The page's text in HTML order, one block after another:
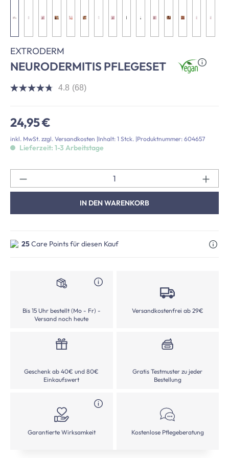
EXTRODERM
NEURODERMITIS PFLEGESET
4.8
Sternen,
Durchschnittswert
Bewertung.
Read
auf
derselben
4.8 (68)
Regulärer Preis:
24,95 €
inkl. MwSt. zzgl. Versandkosten |Inhalt: 1 Stck. |Produktnummer: 604657
Lieferzeit: 1-3 Arbeitstage
IN DEN WARENKORB
25Care Points für diesen Kauf
Bis 15 Uhr bestellt (Mo - Fr) -
Versand noch heute
Versandkostenfrei ab 29€
Geschenk ab 40€ und 80€
Einkaufswert
Gratis Testmuster zu jeder
Bestellung
Garantierte Wirksamkeit Kostenlose Pflegeberatung